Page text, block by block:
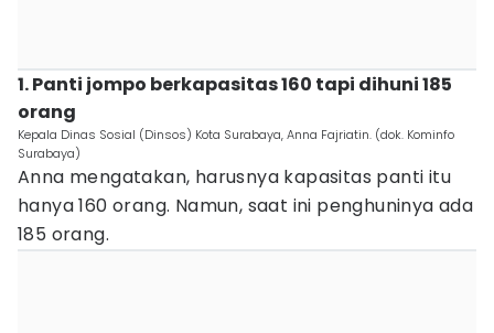
1. Panti jompo berkapasitas 160 tapi dihuni 185
orang
Kepala Dinas Sosial (Dinsos) Kota Surabaya, Anna Fajriatin. (dok. Kominfo
Surabaya)
Anna mengatakan, harusnya kapasitas panti itu
hanya 160 orang. Namun, saat ini penghuninya ada
185 orang.